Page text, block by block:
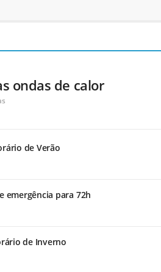
ondas de calor
de Verão
emergência para 72h
de Inverno